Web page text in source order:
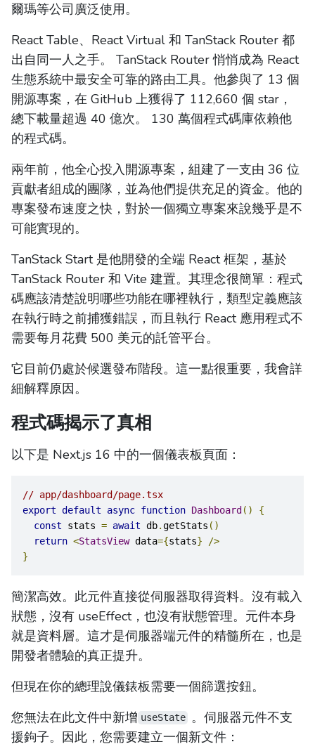
爾瑪等公司廣泛使用。
React Table、React Virtual 和 TanStack Router 都
出自同一人之手。 TanStack Router 悄悄成為 React
生態系統中最安全可靠的路由工具。他參與了 13 個
開源專案，在 GitHub 上獲得了 112,660 個 star，
總下載量超過 40 億次。 130 萬個程式碼庫依賴他
的程式碼。
兩年前，他全心投入開源專案，組建了一支由 36 位
貢獻者組成的團隊，並為他們提供充足的資金。他的
專案發布速度之快，對於一個獨立專案來說幾乎是不
可能實現的。
TanStack Start 是他開發的全端 React 框架，基於
TanStack Router 和 Vite 建置。其理念很簡單：程式
碼應該清楚說明哪些功能在哪裡執行，類型定義應該
在執行時之前捕獲錯誤，而且執行 React 應用程式不
需要每月花費 500 美元的託管平台。
它目前仍處於候選發布階段。這一點很重要，我會詳
細解釋原因。
程式碼揭示了真相
以下是 Next.js 16 中的一個儀表板頁面：
// app/dashboard/page.tsx
export default async function Dashboard()
{
const stats = await db.getStats ()
return <StatsView data={stats}
/>
}
簡潔高效。此元件直接從伺服器取得資料。沒有載入
狀態，沒有 useEffect，也沒有狀態管理。元件本身
就是資料層。這才是伺服器端元件的精髓所在，也是
開發者體驗的真正提升。
但現在你的總理說儀錶板需要一個篩選按鈕。
您無法在此文件中新增 useState 。伺服器元件不支
援鉤子。因此，您需要建立一個新文件：